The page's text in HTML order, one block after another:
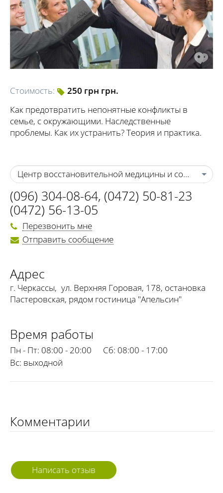
Стоимость:
250 грн грн.
Как предотвратить непонятные конфликты в
семье, с окружающими. Наследственные
проблемы. Как их устранить? Теория и практика.
Центр восстановительной медицины и
(096) 304-08-64, (0472) 50-81-23
(0472) 56-13-05
Перезвонить мне
Отправить сообщение
Адрес
г. Черкассы, ул. Верхняя Горовая, 178, остановка
Пастеровская, рядом гостиница "Апельсин"
Время работы
Пн - Пт: 08:00 - 20:00 Сб: 08:00 - 17:00
Вс: выходной
Комментарии
Написать отзыв